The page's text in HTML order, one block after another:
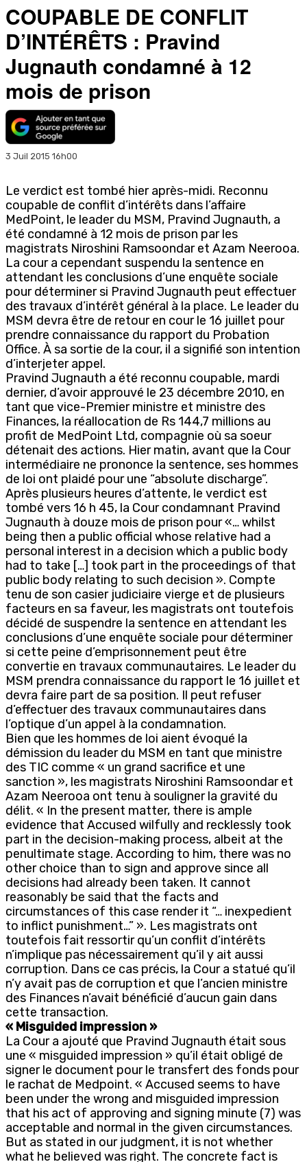
COUPABLE DE CONFLIT
D’INTÉRÊTS : Pravind
Jugnauth condamné à 12
mois de prison
3 Juil 2015 16h00
Le verdict est tombé hier après-midi. Reconnu
coupable de conflit d’intérêts dans l’affaire
MedPoint, le leader du MSM, Pravind Jugnauth, a
été condamné à 12 mois de prison par les
magistrats Niroshini Ramsoondar et Azam Neerooa.
La cour a cependant suspendu la sentence en
attendant les conclusions d’une enquête sociale
pour déterminer si Pravind Jugnauth peut effectuer
des travaux d’intérêt général à la place. Le leader du
MSM devra être de retour en cour le 16 juillet pour
prendre connaissance du rapport du Probation
Office. À sa sortie de la cour, il a signifié son intention
d’interjeter appel.
Pravind Jugnauth a été reconnu coupable, mardi
dernier, d’avoir approuvé le 23 décembre 2010, en
tant que vice-Premier ministre et ministre des
Finances, la réallocation de Rs 144,7 millions au
profit de MedPoint Ltd, compagnie où sa soeur
détenait des actions. Hier matin, avant que la Cour
intermédiaire ne prononce la sentence, ses hommes
de loi ont plaidé pour une “absolute discharge”.
Après plusieurs heures d’attente, le verdict est
tombé vers 16 h 45, la Cour condamnant Pravind
Jugnauth à douze mois de prison pour «… whilst
being then a public official whose relative had a
personal interest in a decision which a public body
had to take […] took part in the proceedings of that
public body relating to such decision ». Compte
tenu de son casier judiciaire vierge et de plusieurs
facteurs en sa faveur, les magistrats ont toutefois
décidé de suspendre la sentence en attendant les
conclusions d’une enquête sociale pour déterminer
si cette peine d’emprisonnement peut être
convertie en travaux communautaires. Le leader du
MSM prendra connaissance du rapport le 16 juillet et
devra faire part de sa position. Il peut refuser
d’effectuer des travaux communautaires dans
l’optique d’un appel à la condamnation.
Bien que les hommes de loi aient évoqué la
démission du leader du MSM en tant que ministre
des TIC comme « un grand sacrifice et une
sanction », les magistrats Niroshini Ramsoondar et
Azam Neerooa ont tenu à souligner la gravité du
délit. « In the present matter, there is ample
evidence that Accused wilfully and recklessly took
part in the decision-making process, albeit at the
penultimate stage. According to him, there was no
other choice than to sign and approve since all
decisions had already been taken. It cannot
reasonably be said that the facts and
circumstances of this case render it “… inexpedient
to inflict punishment…” ». Les magistrats ont
toutefois fait ressortir qu’un conflit d’intérêts
n’implique pas nécessairement qu’il y ait aussi
corruption. Dans ce cas précis, la Cour a statué qu’il
n’y avait pas de corruption et que l’ancien ministre
des Finances n’avait bénéficié d’aucun gain dans
cette transaction.
« Misguided impression »
La Cour a ajouté que Pravind Jugnauth était sous
une « misguided impression » qu’il était obligé de
signer le document pour le transfert des fonds pour
le rachat de Medpoint. « Accused seems to have
been under the wrong and misguided impression
that his act of approving and signing minute (7) was
acceptable and normal in the given circumstances.
But as stated in our judgment, it is not whether
what he believed was right. The concrete fact is